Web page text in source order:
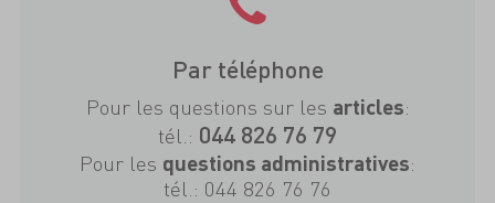
Par téléphone
Pour les questions sur les articles:
tél.: 044 826 76 79
Pour les questions administratives:
tél.: 044 826 76 76